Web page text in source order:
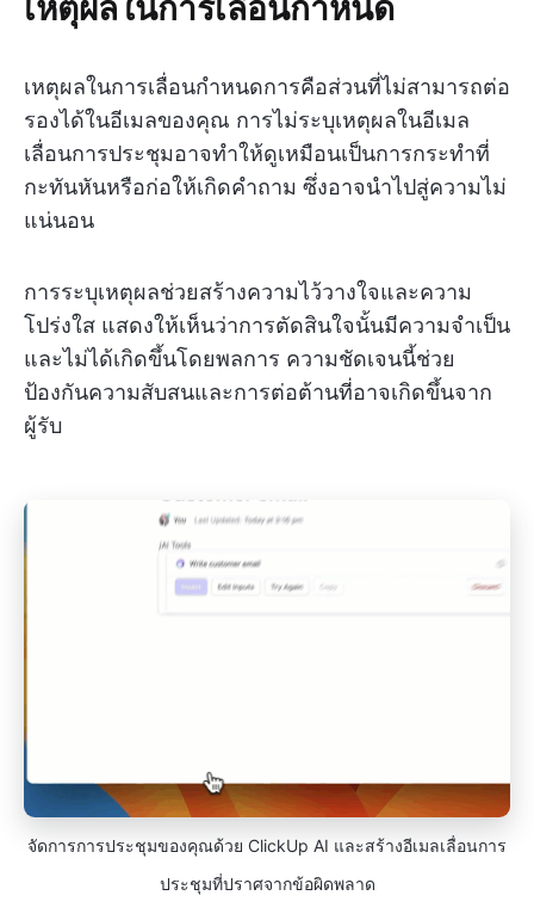
เหตุผลในการเลื่อนกำหนดการคือส่วนที่ไม่สามารถต่อ
รองได้ในอีเมลของคุณ การไม่ระบุเหตุผลในอีเมล
เลื่อนการประชุมอาจทำให้ดูเหมือนเป็นการกระทำที่
กะทันหันหรือก่อให้เกิดคำถาม ซึ่งอาจนำไปสู่ความไม่
แน่นอน
การระบุเหตุผลช่วยสร้างความไว้วางใจและความ
โปร่งใส แสดงให้เห็นว่าการตัดสินใจนั้นมีความจำเป็น
และไม่ได้เกิดขึ้นโดยพลการ ความชัดเจนนี้ช่วย
ป้องกันความสับสนและการต่อต้านที่อาจเกิดขึ้นจาก
ผู้รับ
จัดการการประชุมของคุณด้วย ClickUp AI และสร้างอีเมลเลื่อนการ
ประชุมที่ปราศจากข้อผิดพลาด